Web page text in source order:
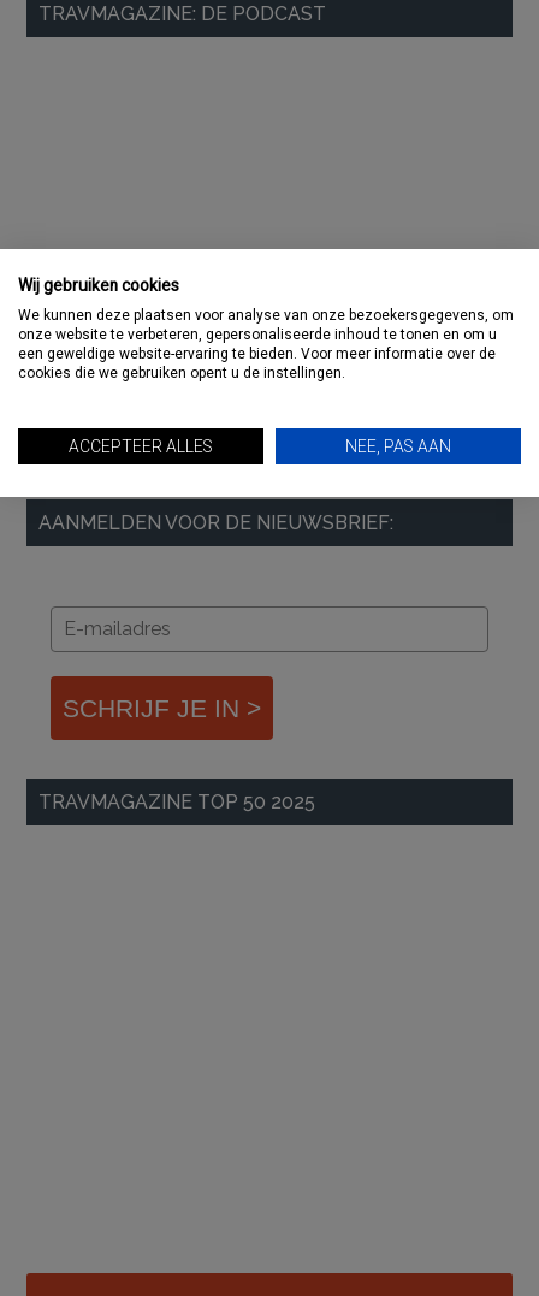
Sidebar
TRAVMAGAZINE: DE PODCAST
AANMELDEN VOOR DE NIEUWSBRIEF:
SCHRIJF JE IN >
TRAVMAGAZINE TOP 50 2025
Wij gebruiken cookies
We kunnen deze plaatsen voor analyse van onze bezoekersgegevens, om
onze website te verbeteren, gepersonaliseerde inhoud te tonen en om u
een geweldige website-ervaring te bieden. Voor meer informatie over de
cookies die we gebruiken opent u de instellingen.
ACCEPTEER ALLES NEE, PAS AAN